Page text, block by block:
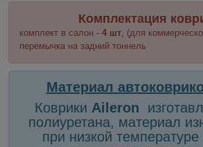
Комплектация
комплект в салон - 4 шт, (для
перемычка на задний тоннель
Материал
Коврики Aileron
полиуретана, материал
при низкой температуре